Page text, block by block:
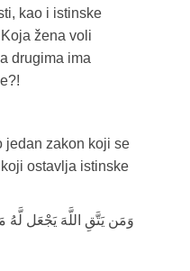
kao i istinske
žena voli
drugima ima
jedan zakon koji se
ostavlja istinske